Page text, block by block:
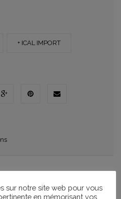
+ ICAL IMPORT
sur notre site web pour vous
en mémorisant vos